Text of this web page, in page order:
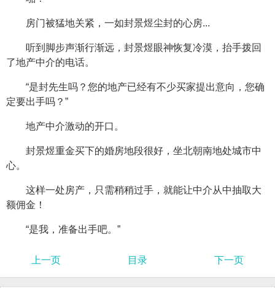
房门被猛地关紧，一如封景煜尘封的心房...
听到脚步声渐行渐远，封景煜眼神恢复冷漠，抬手拨回
了地产中介的电话。
“是封先生吗？您的地产已经有不少买家提出意向，您确
定要出手吗？”
地产中介激动的开口。
封景煜重金买下的婚房地段很好，坐北朝南地处城市中
心。
这样一处房产，只需稍稍过手，就能让中介从中抽取大
额佣金！
“是我，准备出手吧。”
上一页 目录 下一页